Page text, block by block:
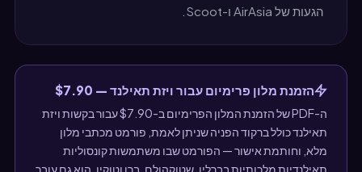
הגעות של AirAsia ו-Scoot.
הזמנת מלון פרימיום עבור ויזת תאילנד — $7.90
ה-PDF של הזמנת המלון הפרימיום ב-$7.90 עבור בקשות ויזת
תאילנד כולל ברקוד הפניה שניתן לאמת, פורמט מכתבי מלון
מלא, וחותמת אישור — הפורמט שבו משתמשות קונסוליות
תאילנדיות מלכותיות בברלין, שטוקהולם, ברן וטוקיו. הוא גם עובר